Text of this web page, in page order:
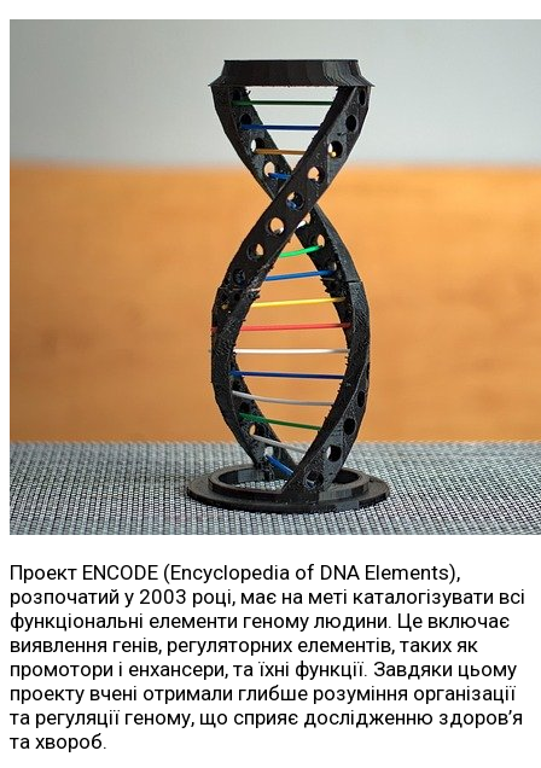
Проект ENCODE (Encyclopedia of DNA Elements),
розпочатий у 2003 році, має на меті каталогізувати всі
функціональні елементи геному людини. Це включає
виявлення генів, регуляторних елементів, таких як
промотори і енхансери, та їхні функції. Завдяки цьому
проекту вчені отримали глибше розуміння організації
та регуляції геному, що сприяє дослідженню здоров’я
та хвороб.